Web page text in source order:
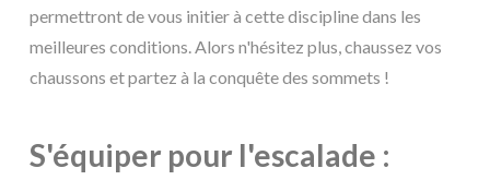
permettront de vous initier à cette discipline dans les
meilleures conditions. Alors n'hésitez plus, chaussez vos
chaussons et partez à la conquête des sommets !
S'équiper pour l'escalade :